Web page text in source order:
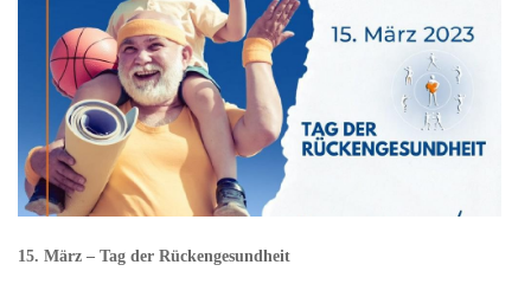
15. März – Tag der Rückengesundheit